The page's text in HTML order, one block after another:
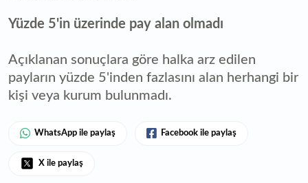
Yüzde 5'in üzerinde pay alan olmadı
Açıklanan sonuçlara göre halka arz edilen
payların yüzde 5'inden fazlasını alan herhangi bir
kişi veya kurum bulunmadı.
WhatsApp ile paylaş Facebook ile paylaş
X ile paylaş